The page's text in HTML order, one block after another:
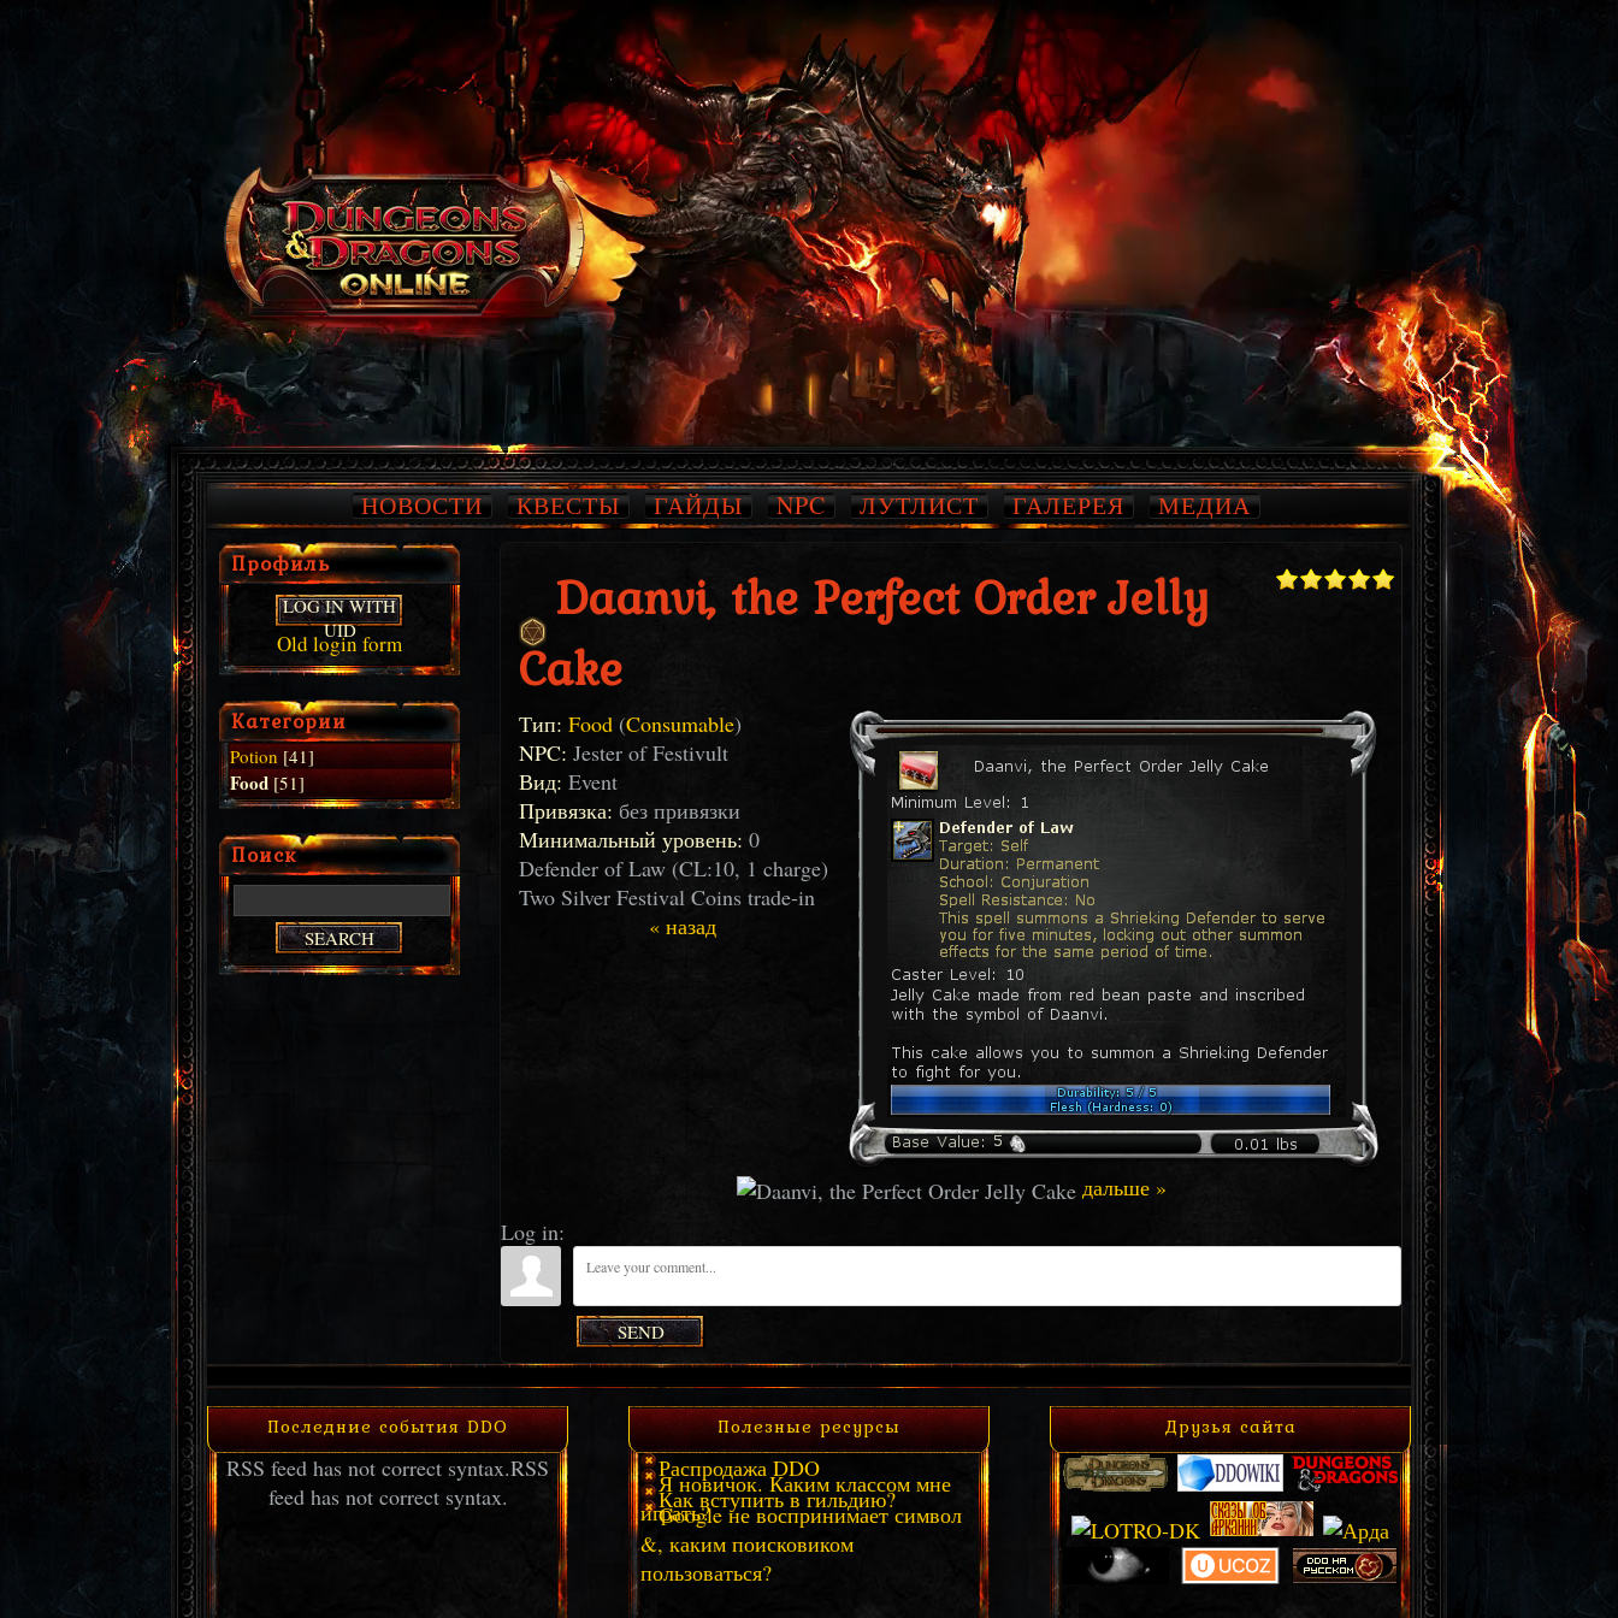
НОВОСТИ КВЕСТЫ ГАЙДЫ NPC ЛУТЛИСТ ГАЛЕРЕЯ МЕДИА
Daanvi, the Perfect Order Jelly
Cake
Тип: Food (Consumable)
NPC: Jester of Festivult
Вид: Event
Привязка: без привязки
Минимальный уровень: 0
Defender of Law (CL:10, 1 charge)
Two Silver Festival Coins trade-in
« назад
дальше »
Log in:
SEND
Профиль
LOG IN WITH
UID
Old login form
Категории
Potion [41]
Food [51]
Поиск
Последние события DDO
RSS feed has not correct syntax.RSS
feed has not correct syntax.
Друзья сайта
Полезные ресурсы
Распродажа DDO
Я новичок. Каким классом мне
играть?
Как вступить в гильдию?
Google не воспринимает символ
&, каким поисковиком
пользоваться?